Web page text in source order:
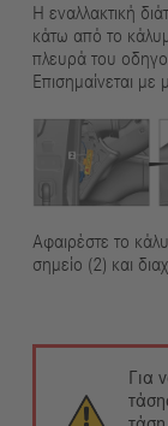
Η εναλλακτική
κάτω από το
πλευρά του
Επισημαίνεται με
Αφαιρέστε το
σημείο (2) και
Για